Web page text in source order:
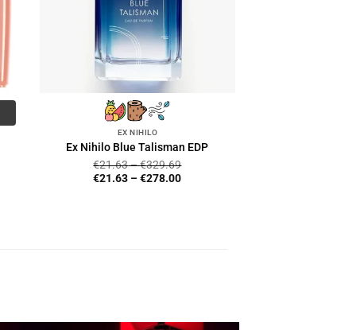
EX NIHILO
Ex Nihilo Blue Talisman EDP
€21.63–€329.69
€21.63 –€278.00